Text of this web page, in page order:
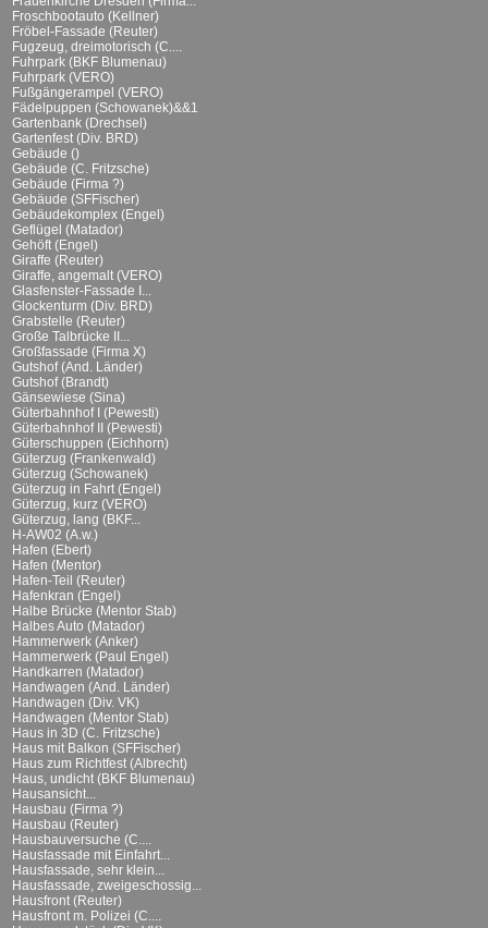
Froschbootauto (Kellner)
Fröbel-Fassade (Reuter)
Fugzeug, dreimotorisch (C....
Fuhrpark (BKF Blumenau)
Fuhrpark (VERO)
Fußgängerampel (VERO)
Fädelpuppen (Schowanek)&&1
Gartenbank (Drechsel)
Gartenfest (Div. BRD)
Gebäude ()
Gebäude (C. Fritzsche)
Gebäude (Firma ?)
Gebäude (SFFischer)
Gebäudekomplex (Engel)
Geflügel (Matador)
Gehöft (Engel)
Giraffe (Reuter)
Giraffe, angemalt (VERO)
Glasfenster-Fassade I...
Glockenturm (Div. BRD)
Grabstelle (Reuter)
Große Talbrücke II...
Großfassade (Firma X)
Gutshof (And. Länder)
Gutshof (Brandt)
Gänsewiese (Sina)
Güterbahnhof I (Pewesti)
Güterbahnhof II (Pewesti)
Güterschuppen (Eichhorn)
Güterzug (Frankenwald)
Güterzug (Schowanek)
Güterzug in Fahrt (Engel)
Güterzug, kurz (VERO)
Güterzug, lang (BKF...
H-AW02 (A.w.)
Hafen (Ebert)
Hafen (Mentor)
Hafen-Teil (Reuter)
Hafenkran (Engel)
Halbe Brücke (Mentor Stab)
Halbes Auto (Matador)
Hammerwerk (Anker)
Hammerwerk (Paul Engel)
Handkarren (Matador)
Handwagen (And. Länder)
Handwagen (Div. VK)
Handwagen (Mentor Stab)
Haus in 3D (C. Fritzsche)
Haus mit Balkon (SFFischer)
Haus zum Richtfest (Albrecht)
Haus, undicht (BKF Blumenau)
Hausansicht...
Hausbau (Firma ?)
Hausbau (Reuter)
Hausbauversuche (C....
Hausfassade mit Einfahrt...
Hausfassade, sehr klein...
Hausfassade, zweigeschossig...
Hausfront (Reuter)
Hausfront m. Polizei (C....